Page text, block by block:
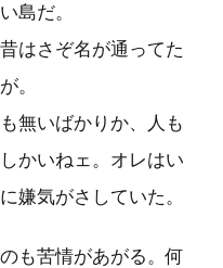
島だ。
はさぞ名が通ってた
。
無いばかりか、人も
かいねェ。オレはい
嫌気がさしていた。
も苦情があがる。何